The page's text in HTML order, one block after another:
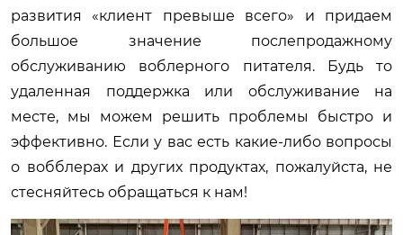
развития «клиент превыше всего» и придаем
большое значение послепродажному
обслуживанию воблерного питателя. Будь то
удаленная поддержка или обслуживание на
месте, мы можем решить проблемы быстро и
эффективно. Если у вас есть какие-либо вопросы
о вобблерах и других продуктах, пожалуйста, не
стесняйтесь обращаться к нам!